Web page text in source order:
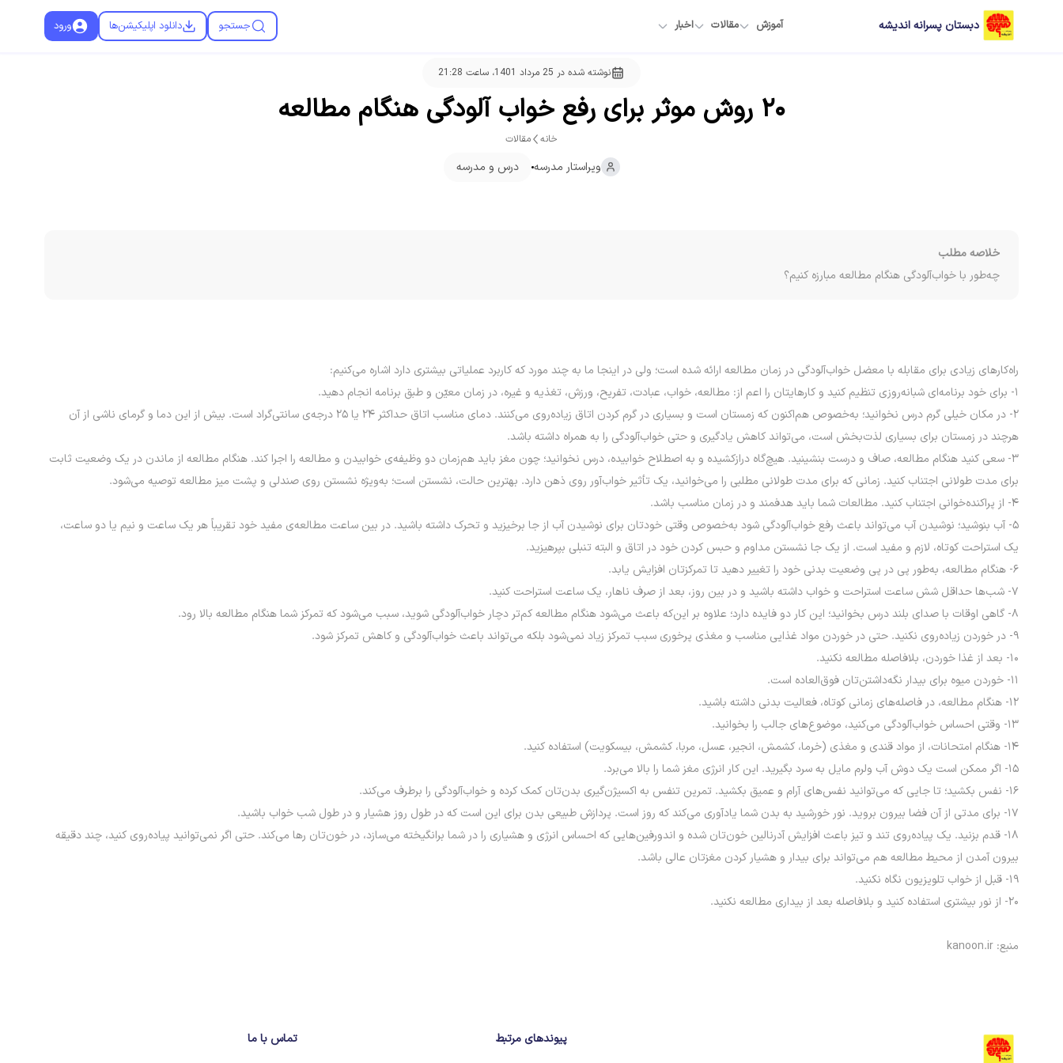
دبستان پسرانه اندیشه آموزش مقالات اخبار جستجو دانلود اپلیکیشن‌ها ورود
نوشته شده در 25 مرداد 1401، ساعت 21:28
۲۰ روش موثر برای رفع خواب آلودگی هنگام مطالعه
خانه مقالات
ویراستار مدرسه درس و مدرسه
خلاصه مطلب
چه‌طور با خواب‌آلودگی هنگام مطالعه مبارزه کنیم؟
راه‌کارهای زیادی برای مقابله با معضل خواب‌آلودگی در زمان مطالعه ارائه شده است؛ ولی در اینجا ما به چند مورد که کاربرد عملیاتی بیشتری دارد اشاره می‌کنیم:
۱- براى خود برنامه‌‏اى شبانه‌روزى تنظیم کنید و کارهایتان را اعم از: مطالعه، خواب، عبادت، تفریح، ورزش، تغذیه و غیره، در زمان معیّن و طبق برنامه انجام دهید.
۲- در مکان خیلی گرم درس نخوانید؛ به‌خصوص هم‌اکنون که زمستان است و بسیاری در گرم کردن اتاق زیاده‌روی می‌کنند. دمای مناسب اتاق حداکثر ۲۴ یا ۲۵ درجه‌ی سانتی‌گراد است. بیش از این دما و گرمای ناشی از آن
هرچند در زمستان برای بسیاری لذت‌بخش است، می‌تواند کاهش یادگیری و حتی خواب‌آلودگی را به همراه داشته باشد.
۳- سعی کنید هنگام مطالعه، صاف و درست بنشینید. هیچ‌گاه درازکشیده و به اصطلاح خوابیده، درس نخوانید؛ چون مغز باید هم‌زمان دو وظیفه‌ی خوابیدن و مطالعه را اجرا کند. هنگام مطالعه از ماندن در یک وضعیت ثابت
برای مدت طولانی اجتناب کنید. زمانی که برای مدت طولانی مطلبی را می‌خوانید، یک تأثیر خواب‌آور روی ذهن دارد. بهترین حالت، نشستن است؛ به‌ویژه نشستن روی صندلی و پشت میز مطالعه توصیه می‌شود.
۴- از پراکنده‌خوانى اجتناب کنید. مطالعات شما باید هدفمند و در زمان مناسب باشد.
۵- آب بنوشید؛ نوشیدن آب می‌تواند باعث رفع خواب‌آلودگی شود به‌خصوص وقتی خودتان برای نوشیدن آب از جا برخیزید و تحرک داشته باشید. در بین ساعت مطالعه‌ی مفید خود تقریباً هر یک ساعت و نیم یا دو ساعت،
یک استراحت کوتاه، لازم و مفید است. از یک جا نشستن مداوم و حبس کردن خود در اتاق و البته تنبلی بپرهیزید.
۶- هنگام مطالعه، به‌طور پی در پی وضعیت بدنی خود را تغییر دهید تا تمرکزتان افزایش یابد.
۷- شب‏‌ها حداقل شش ساعت استراحت و خواب داشته باشید و در بین روز، بعد از صرف ناهار، یک ساعت استراحت کنید.
۸- گاهی اوقات با صدای بلند درس بخوانید؛ این کار دو فایده دارد؛ علاوه بر این‌که باعث می‌شود هنگام مطالعه کم‌تر دچار خواب‌آلودگی شوید، سبب می‌شود که تمرکز شما هنگام مطالعه بالا رود.
۹- در خوردن زیاده‌روی نکنید. حتی در خوردن مواد غذایی مناسب و مغذی پرخوری سبب تمرکز زیاد نمی‌شود بلکه می‌تواند باعث خواب‌آلودگی و کاهش تمرکز شود.
۱۰- بعد از غذا خوردن، بلافاصله مطالعه نکنید.
۱۱- خوردن میوه برای بیدار نگه‌داشتن‌تان فوق‌العاده است.
۱۲- هنگام مطالعه، در فاصله‌های زمانی کوتاه، فعالیت بدنی داشته باشید.
۱۳- وقتی احساس خواب‌آلودگی می‌کنید، موضوع‌های جالب را بخوانید.
۱۴- هنگام امتحانات، از مواد قندى و مغذى (خرما، کشمش، انجیر، عسل، مربا، کشمش، بیسکویت) استفاده کنید.
۱۵- اگر ممکن است یک دوش آب ولرم مایل به سرد بگیرید. این کار انرژی مغز شما را بالا می‌برد.
۱۶- نفس بکشید؛ تا جایی که می‌توانید نفس‌های آرام و عمیق بکشید. تمرین تنفس به اکسیژن‌گیری بدن‌تان کمک کرده و خواب‌آلودگی را برطرف می‌کند.
۱۷- برای مدتی از آن فضا بیرون بروید. نور خورشید به بدن شما یادآوری می‌کند که روز است. پردازش طبیعی بدن برای این است که در طول روز هشیار و در طول شب خواب باشید.
۱۸- قدم بزنید. یک پیاده‌روی تند و تیز باعث افزایش آدرنالین خون‌تان شده و اندورفین‌هایی که احساس انرژی و هشیاری را در شما برانگیخته می‌سازد، در خون‌تان رها می‌کند. حتی اگر نمی‌توانید پیاده‌روی کنید، چند دقیقه
بیرون آمدن از محیط مطالعه هم می‌تواند برای بیدار و هشیار کردن مغزتان عالی باشد.
۱۹- قبل از خواب تلویزیون نگاه نکنید.
۲۰- از نور بیشتری استفاده کنید و بلافاصله بعد از بیداری مطالعه نکنید.
منبع: kanoon.ir
پیوندهای مرتبط تماس با ما